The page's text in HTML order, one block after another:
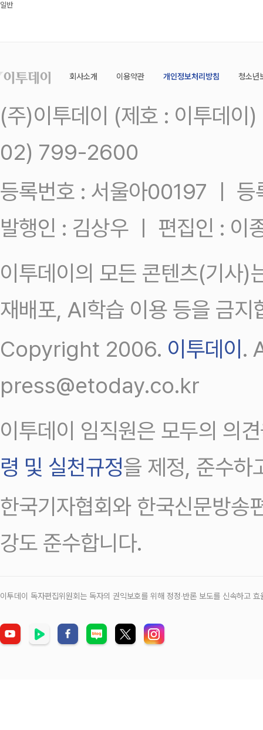
일반
회사소개 이용약관 개인정보처리방침 청소년
(주)이투데이 (제호 : 이투데
02) 799-2600
등록번호 : 서울아00197 ㅣ
발행인 : 김상우 ㅣ 편집인 : 이
이투데이의 모든 콘텐츠(기사)
재배포, AI학습 이용 등을 금지
Copyright 2006. 이투데이 .
press@etoday.co.kr
이투데이 임직원은 모두의 의
령 및 실천규정을 제정, 준수하
한국기자협회와 한국신문방송
강도 준수합니다.
이투데이 독자편집위원회는 독자의 권익보호를 위해 정정‧반론 보도를 신속하고